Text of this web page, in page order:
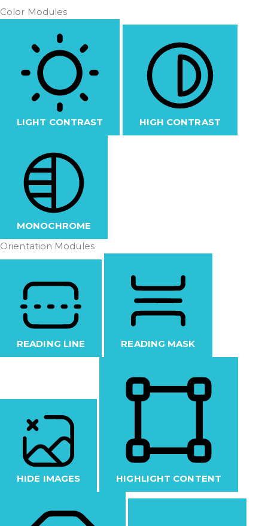
Color Modules
LIGHT CONTRAST HIGH CONTRAST
MONOCHROME
Orientation Modules
READING LINE READING MASK
HIDE IMAGES HIGHLIGHT CONTENT